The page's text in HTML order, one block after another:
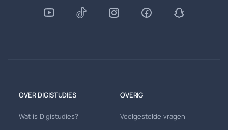
OVER DIGISTUDIES
Wat is Digistudies?
OVERIG
Veelgestelde vragen